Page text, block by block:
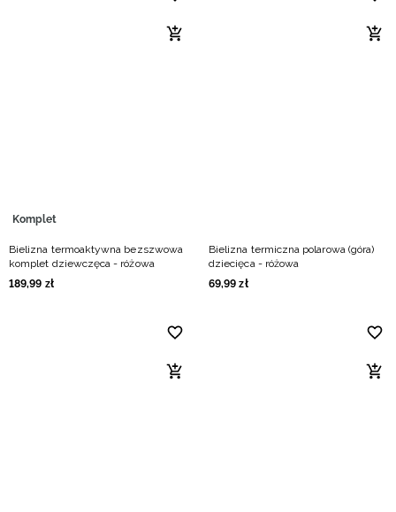
Komplet
Bielizna termoaktywna bezszwowa
komplet dziewczęca - różowa
189,99 zł
Bielizna termiczna polarowa (góra)
dziecięca - różowa
69,99 zł